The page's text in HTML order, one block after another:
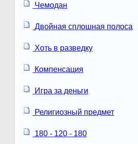
Чемодан
Двойная сплошная полоса
Хоть в разведку
Компенсация
Игра за деньги
Религиозный предмет
180 - 120 - 180